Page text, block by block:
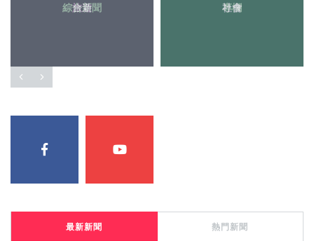
綜合新聞 社會
旅遊 專欄
最新新聞 熱門新聞